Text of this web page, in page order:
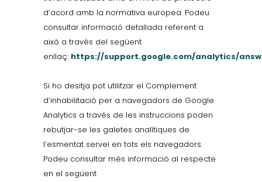
d’acord amb la normativa europea. Podeu
consultar informació detallada referent a
això a través del següent
enllaç: https://support.google.com/analytics/
Si ho desitja pot utilitzar el Complement
d’inhabilitació per a navegadors de Google
Analytics a través de les instruccions poden
rebutjar-se les galetes analítiques de
l’esmentat servei en tots els navegadors.
Podeu consultar més informació al respecte
en el següent